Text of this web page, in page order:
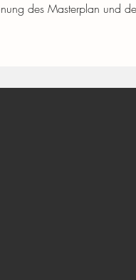
des Masterplan und